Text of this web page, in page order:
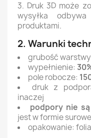
3. Druk 3D może
wysyłka
produktami.
2. Warunki
grubość
wypełnienie:
pole robocze:
druk z
inaczej
podpory nie
jest w formie
opakowanie: